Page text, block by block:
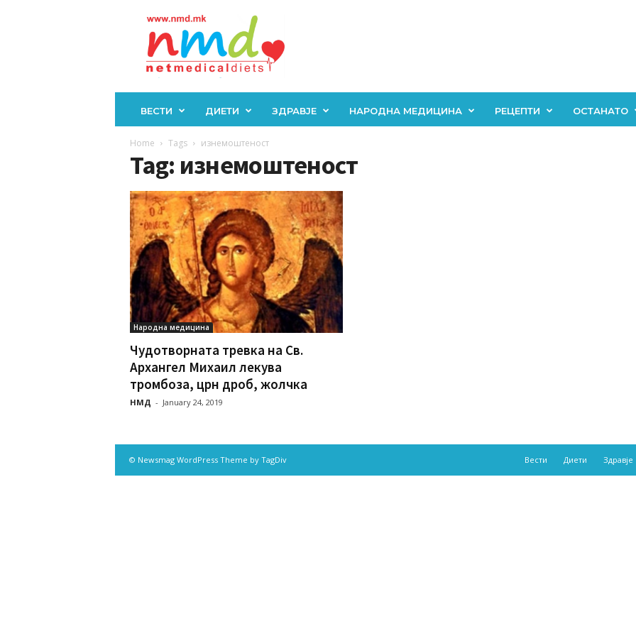
ВЕСТИ ДИЕТИ ЗДРАВЈЕ НАРОДНА МЕДИЦИНА РЕЦЕПТИ ОСТАНАТО
Home Tags изнемоштеност
Tag: изнемоштеност
Народна медицина
Чудотворната тревка на Св.
Архангел Михаил лекува
тромбоза, црн дроб, жолчка
НМД - January 24, 2019
Вести Диети Здравје
© Newsmag WordPress Theme by TagDiv